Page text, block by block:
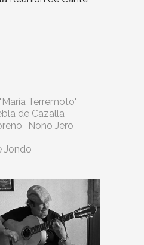
"María Terremoto"
de Cazalla
Nono Jero
Jondo